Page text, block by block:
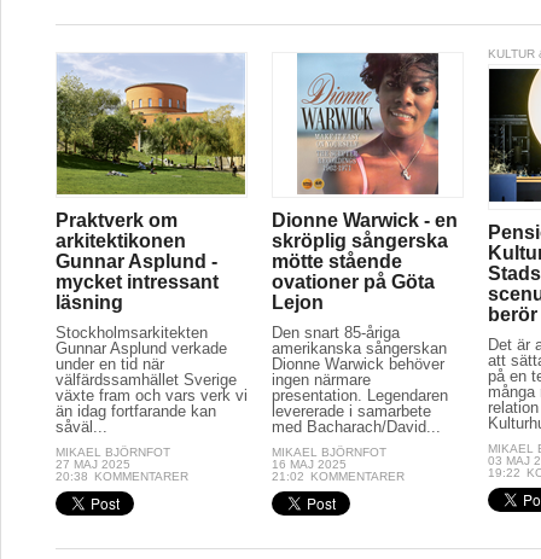
Praktverk om
arkitektikonen
Gunnar Asplund -
mycket intressant
läsning
Stockholmsarkitekten
Gunnar Asplund verkade
under en tid när
välfärdssamhället Sverige
växte fram och vars verk vi
än idag fortfarande kan
såväl...
MIKAEL BJÖRNFOT
27 MAJ 2025
20:38
KOMMENTARER
Dionne Warwick - en
skröplig sångerska
mötte stående
ovationer på Göta
Lejon
Den snart 85-åriga
amerikanska sångerskan
Dionne Warwick behöver
ingen närmare
presentation. Legendaren
levererade i samarbete
med Bacharach/David...
MIKAEL BJÖRNFOT
16 MAJ 2025
21:02
KOMMENTARER
KULTUR
berör
Det är
att
på en
många
MIKAEL
03 MAJ
19:22